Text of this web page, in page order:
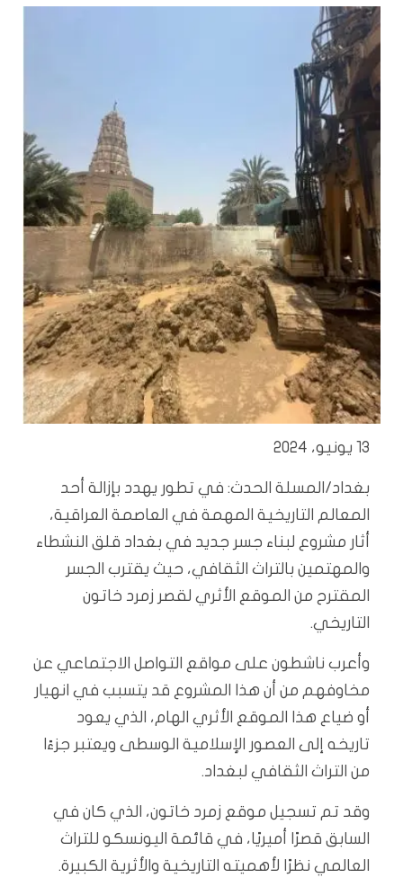
13 يونيو، 2024
بغداد/المسلة الحدث: في تطور يهدد بإزالة أحد
المعالم التاريخية المهمة في العاصمة العراقية،
أثار مشروع لبناء جسر جديد في بغداد قلق النشطاء
والمهتمين بالتراث الثقافي، حيث يقترب الجسر
المقترح من الموقع الأثري لقصر زمرد خاتون
التاريخي.
وأعرب ناشطون على مواقع التواصل الاجتماعي عن
مخاوفهم من أن هذا المشروع قد يتسبب في انهيار
أو ضياع هذا الموقع الأثري الهام، الذي يعود
تاريخه إلى العصور الإسلامية الوسطى ويعتبر جزءًا
من التراث الثقافي لبغداد.
وقد تم تسجيل موقع زمرد خاتون، الذي كان في
السابق قصرًا أميريًا، في قائمة اليونسكو للتراث
العالمي نظرًا لأهميته التاريخية والأثرية الكبيرة.